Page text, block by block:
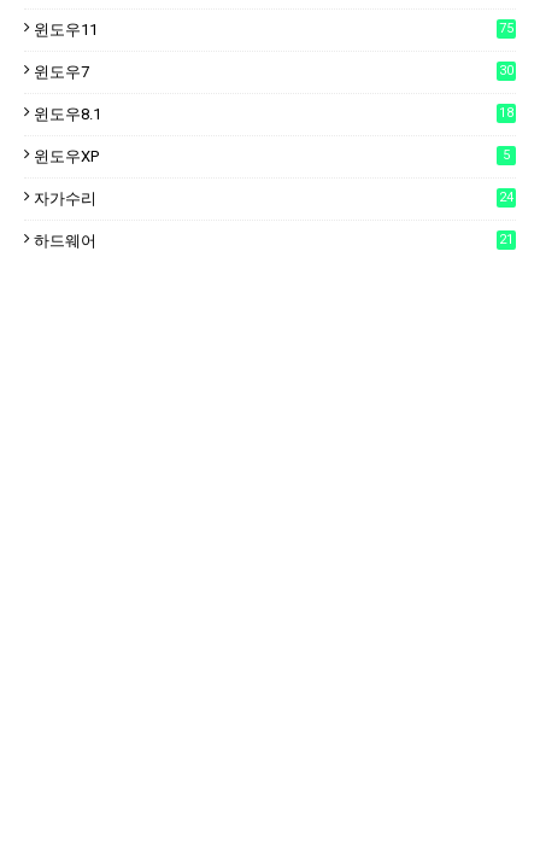
윈도우11 75
윈도우7 30
윈도우8.1 18
윈도우XP 5
자가수리 24
하드웨어 21